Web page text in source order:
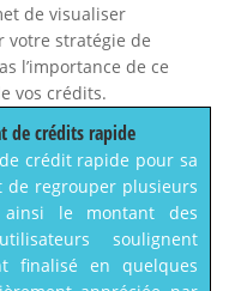
de visualiser
votre stratégie de
l’importance de ce
vos crédits.
de crédits rapide
crédit rapide pour sa
regrouper plusieurs
le montant des
soulignent
finalisé en quelques